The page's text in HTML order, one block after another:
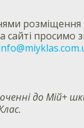
розміщення
сайті просимо
до Мій+